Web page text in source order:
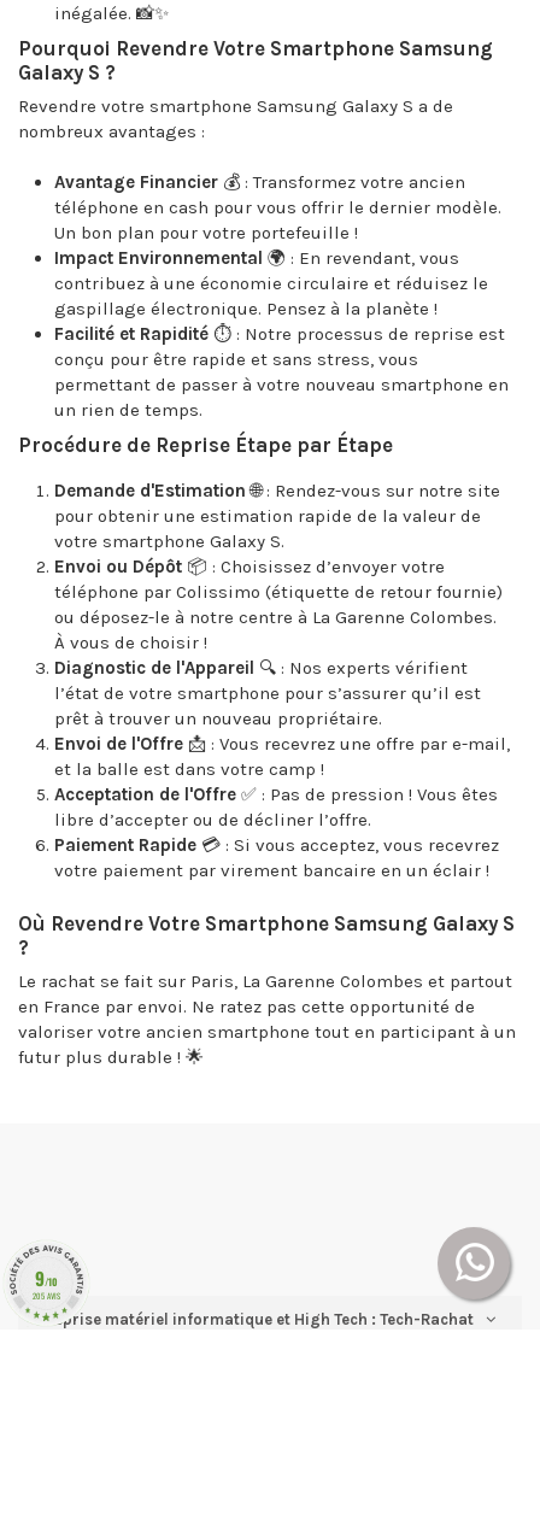
inégalée. 📸✨
Pourquoi Revendre Votre Smartphone Samsung
Galaxy S ?
Revendre votre smartphone Samsung Galaxy S a de
nombreux avantages :
Avantage Financier 💰 : Transformez votre ancien
téléphone en cash pour vous offrir le dernier modèle.
Un bon plan pour votre portefeuille !
Impact Environnemental 🌍 : En revendant, vous
contribuez à une économie circulaire et réduisez le
gaspillage électronique. Pensez à la planète !
Facilité et Rapidité ⏱️ : Notre processus de reprise est
conçu pour être rapide et sans stress, vous
permettant de passer à votre nouveau smartphone en
un rien de temps.
Procédure de Reprise Étape par Étape
Demande d'Estimation🌐 : Rendez-vous sur notre site
pour obtenir une estimation rapide de la valeur de
votre smartphone Galaxy S.
Envoi ou Dépôt 📦 : Choisissez d’envoyer votre
téléphone par Colissimo (étiquette de retour fournie)
ou déposez-le à notre centre à La Garenne Colombes.
À vous de choisir !
Diagnostic de l'Appareil 🔍 : Nos experts vérifient
l’état de votre smartphone pour s’assurer qu’il est
prêt à trouver un nouveau propriétaire.
Envoi de l'Offre 📩 : Vous recevrez une offre par e-mail,
et la balle est dans votre camp !
Acceptation de l'Offre ✅ : Pas de pression ! Vous êtes
libre d’accepter ou de décliner l’offre.
Paiement Rapide 💳 : Si vous acceptez, vous recevrez
votre paiement par virement bancaire en un éclair !
Où Revendre Votre Smartphone Samsung Galaxy S
?
Le rachat se fait sur Paris, La Garenne Colombes et partout
en France par envoi. Ne ratez pas cette opportunité de
valoriser votre ancien smartphone tout en participant à un
futur plus durable ! 🌟
Reprise matériel informatique et High Tech : Tech-Rachat
9/10
205 AVIS